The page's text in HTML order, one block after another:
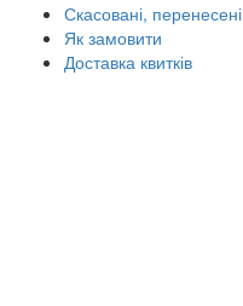
Скасовані, перенесені
Як замовити
Доставка квитків